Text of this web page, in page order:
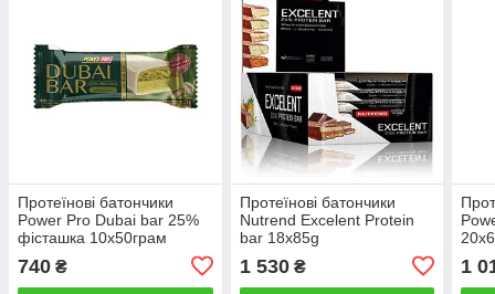
Протеїнові батончики
Power Pro Dubai bar 25%
фісташка 10х50грам
740 ₴
Протеїнові батончики
Nutrend Excelent Protein
bar 18х85g
1 530₴ 1